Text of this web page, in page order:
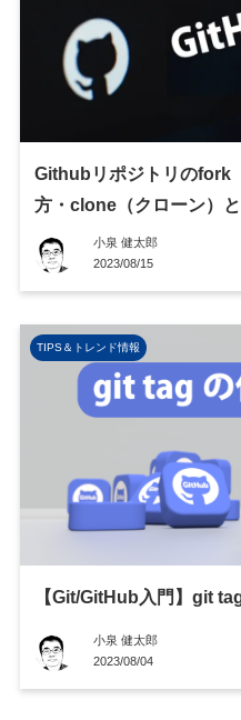
Githubリポジトリのfork
方・clone（クローン）
小泉 健太郎
2023/08/15
TIPS＆トレンド情報
【Git/GitHub入門】git
小泉 健太郎
2023/08/04